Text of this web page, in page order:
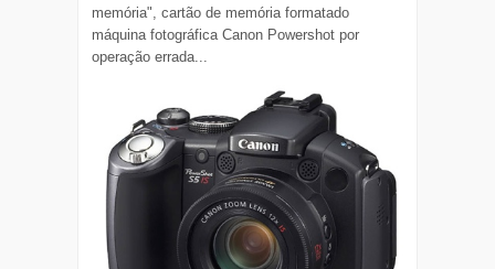
memória", cartão de memória formatado
máquina fotográfica Canon Powershot por
operação errada...